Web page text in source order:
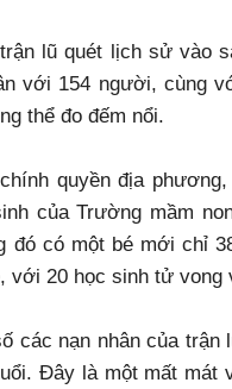
lũ quét lịch sử vào
với 154 người, cùng
thể đo đếm nổi.
quyền địa
của Trường mầm
đó có một bé mới chỉ
với 20 học sinh tử vong
các nạn nhân của trận
Đây là một mất mát